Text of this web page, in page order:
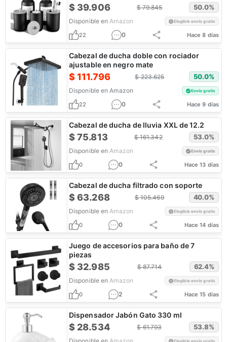
$ 39.906 $79.845 50.0%
Disponible en Amazon Elegible envío gratis
22 0 Hace 8 días
Cabezal de ducha doble con rociador
ajustable en negro mate
$111.796 $223.625 50.0%
Disponible en Amazon Envío gratis
22 0 Hace 9 días
Cabezal de ducha de lluvia XXL de 12.2
$75.813 $161.342 53.0%
Disponible en Amazon Envío gratis
0 0 Hace 13 días
Cabezal de ducha filtrado con soporte
$63.268 $105.469 40.0%
Disponible en Amazon Elegible envío gratis
0 0 Hace 14 días
Juego de accesorios para baño de 7
piezas
$ 32.985 $87.714 62.4%
Disponible en Amazon Elegible envío gratis
0 2 Hace 15 días
Dispensador Jabón Gato 330 ml
$ 28.534 $61.793 53.8%
Elegible envío gratis